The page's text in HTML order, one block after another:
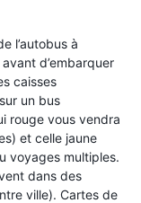
l’autobus à
d’embarquer
caisses
un bus
rouge vous vendra
et celle jaune
voyages multiples.
dans des
ville). Cartes de